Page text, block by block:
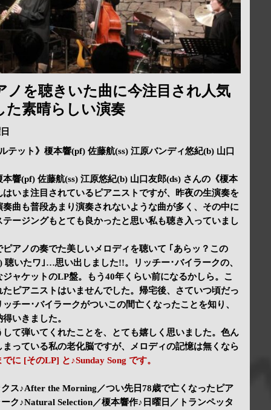
ノを聴きいた曲に今注目され人気
た素晴らしい演奏
テット》榎本響(pf) 佐藤航(ss) 江原バンディ悠紀(b) 山口
響(pf) 佐藤航(ss) 江原悠紀(b) 山口友郎(ds) さんの《榎本
いま注目されているピアニストですが、昨夜の生演奏を
曲も普段あまり演奏されないような曲が多く、その中に
ージングもとても良かったと思い私も聴き入っていまし
アノの奏でた美しいメロディを聴いて ｢あらッ？この
聴いたワ｣…思い出しました!!。リッチー･バイラークの、
ャケットのLP盤。もう40年くらい前になるかしら。こ
ピアニストはいませんでした。帰宅後、さていつ頃だっ
チー･バイラークがついこの間亡くなったことを知り、
いきました。
て弾いてくれたことを、とても嬉しく思いました。色ん
っている私の老化脳ですが、メロディの記憶は無くなら
に [そのLP] と♪Sunday Song です。
ス♪After the Morning／つい先日78歳で亡くなったピア
ク♪Natural Selection／榎本響作♪日曜日／トランペッタ